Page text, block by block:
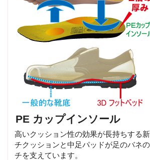
PE カップインソール
高いクッション性の効果が長持ちする
チクッションと中足パッドが足のバネ
チを支えています。